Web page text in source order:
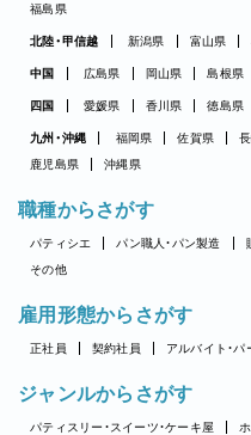
福島県
北陸・甲信越 新潟県 富山県
中国 広島県 岡山県 島根県
四国 愛媛県 香川県 徳島県
九州・沖縄 福岡県 佐賀県
鹿児島県
沖縄県
職種からさがす
パティシエ パン職人・パン製造
その他
雇用形態からさがす
正社員 契約社員 アルバイト・パ
ジャンルからさがす
パティスリー・スイーツ・ケーキ屋